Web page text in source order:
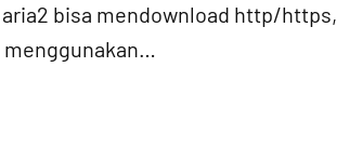
bisa mendownload http/https,
menggunakan…